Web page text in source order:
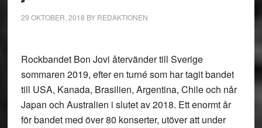
29 OKTOBER, 2018 BY REDAKTIONEN
Rockbandet Bon Jovi återvänder till Sverige
sommaren 2019, efter en turné som har tagit bandet
till USA, Kanada, Brasilien, Argentina, Chile och når
Japan och Australien i slutet av 2018. Ett enormt år
för bandet med över 80 konserter, utöver att under